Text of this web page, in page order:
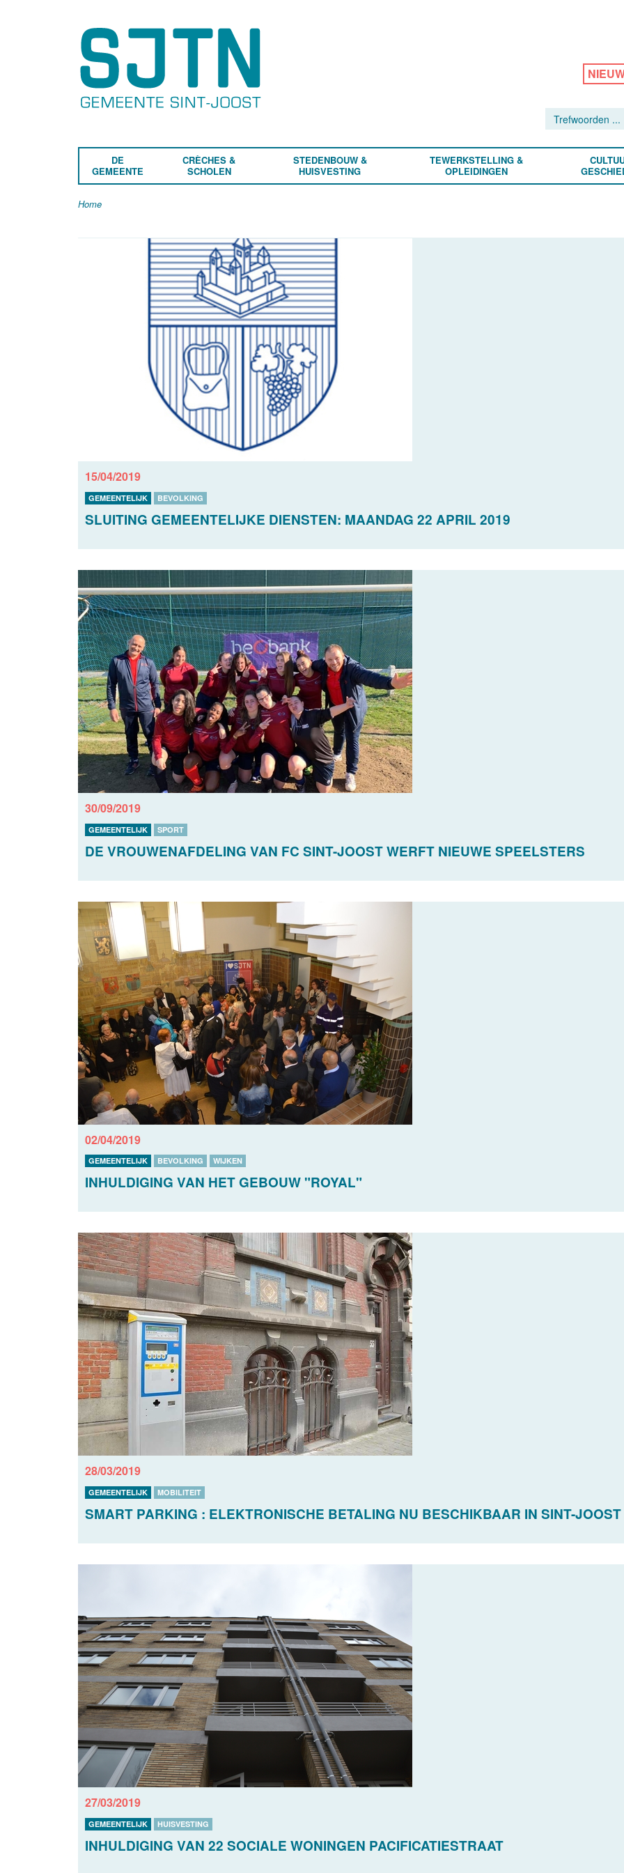
DE
GEMEENTE
CRÈCHES &
SCHOLEN
STEDENBOUW &
HUISVESTING
TEWERKSTELLING &
OPLEIDINGEN
Home
15/04/2019
GEMEENTELIJK BEVOLKING
SLUITING GEMEENTELIJKE DIENSTEN: MAANDAG 22 APRIL 2019
30/09/2019
GEMEENTELIJK SPORT
DE VROUWENAFDELING VAN FC SINT-JOOST WERFT NIEUWE SPEELSTERS
02/04/2019
GEMEENTELIJK BEVOLKING WIJKEN
INHULDIGING VAN HET GEBOUW "ROYAL"
28/03/2019
GEMEENTELIJK MOBILITEIT
SMART PARKING : ELEKTRONISCHE BETALING NU BESCHIKBAAR IN SINT-JOOST
27/03/2019
GEMEENTELIJK HUISVESTING
INHULDIGING VAN 22 SOCIALE WONINGEN PACIFICATIESTRAAT